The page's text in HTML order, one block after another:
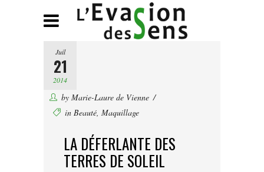
Juil
21
2014
by Marie-Laure de Vienne
in Beauté, Maquillage
LA DÉFERLANTE DES
TERRES DE SOLEIL